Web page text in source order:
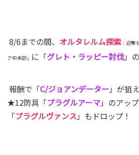
8/6までの間、 オルタレルム探索 ：迎撃
ア中央部」 に「グレト・ラッピー討伐」
報酬で「C/ジョアンデーター 」が狙
★12防具「プラグルアーマ」のアッ
「プラグルヴァンス 」もドロップ！